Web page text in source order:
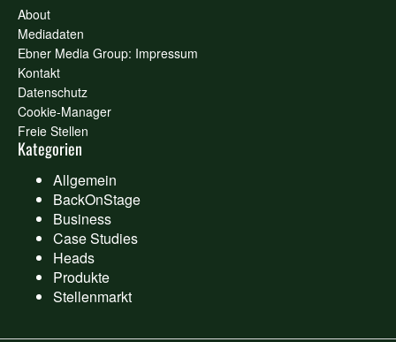
About
Mediadaten
Ebner Media Group: Impressum
Kontakt
Datenschutz
Cookie-Manager
Freie Stellen
Kategorien
Allgemein
BackOnStage
Business
Case Studies
Heads
Produkte
Stellenmarkt